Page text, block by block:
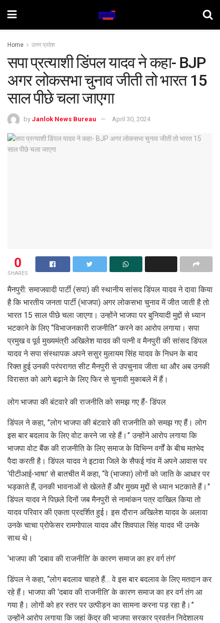
Home उत्तर प्रदेश
सपा प्रत्याशी डिंपल यादव ने कहा- BJP
अगर लोकसभा चुनाव जीती तो भारत 15
साल पीछे चला जाएगा
by Janlok News Bureau April 30, 2024
0
SHARES
मैनपुरी: समाजवादी पार्टी (सपा) की स्थानीय सांसद डिंपल यादव ने दावा किया
है कि भारतीय जनता पार्टी (भाजपा) अगर लोकसभा चुनाव में जीत जाती है तो
भारत 15 साल पीछे चला जाएगा। उन्होंने भाजपा पर बुनियादी मुद्दों से ध्‍यान
भटकाने के लिए “विभाजनकारी राजनीति” करने का आरोप लगाया। सपा
प्रमुख व पूर्व मुख्यमंत्री अखिलेश यादव की पत्नी व मैनपुरी की सांसद डिंपल
यादव ने सपा संस्थापक अपने ससुर मुलायम सिंह यादव के निधन के बाद
रिक्त हुई उनकी परंपरागत सीट मैनपुरी से उपचुनाव जीता था और अब उनकी
विरासत को आगे बढ़ाने के लिए फिर से चुनावी मुकाबले में हैं।
लोग भाजपा की बंटवारे की राजनीति को समझ गए हैं- डिंपल
डिंपल ने कहा, ”लोग भाजपा की बंटवारे की राजनीति को समझ गए हैं। लोग
इस बार बदलाव के लिए वोट करने जा रहे हैं।” उन्होंने आरोप लगाया कि
भाजपा वोट बैंक की राजनीति के लिए समाज के विभिन्न वर्गों के बीच मतभेद
पैदा करती है। डिंपल यादव ने इटावा जिले के सैफई गांव में अपने आवास पर
‘पीटीआई-भाषा’ से बातचीत में कहा, “वे (भाजपा) लोगों को जाति के आधार पर
भड़काते हैं, उनकी भावनाओं से खेलते हैं और मुख्य मुद्दों से ध्यान भटकाते हैं।”
डिंपल यादव ने पिछले दिनों जब मैनपुरी से नामांकन पत्र दाखिल किया तो
यादव परिवार की एकता प्रदर्शित हुई। इस दौरान अखिलेश यादव के अलावा
उनके चाचा प्रोफेसर रामगोपाल यादव और शिवपाल सिंह यादव भी उनके
साथ थे।
‘भाजपा की ‘दबाव की राजनीति’ के कारण समाज का हर वर्ग तंग’
डिंपल ने कहा, “लोग बदलाव चाहते हैं… वे इस बार बदलाव के लिए मतदान कर
रहे हैं। भाजपा की ‘दबाव की राजनीति’ के कारण समाज का हर वर्ग तंग आ
गया है। लोगों को हर स्तर पर उत्पीड़न का सामना करना पड़ रहा है।”
उन्होंने आरोप लगाया कि जहां केंद्र की भाजपा सरकार प्रवर्तन निदेशालय